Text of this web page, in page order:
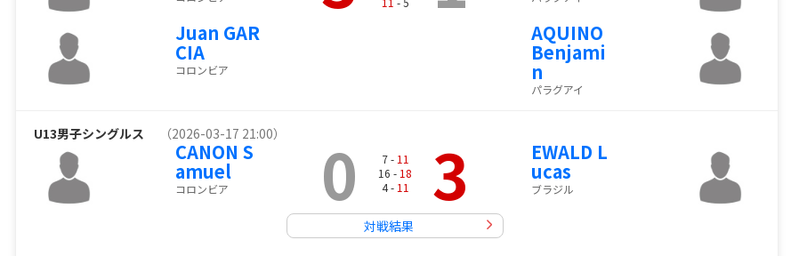
Juan GAR
CIA
コロンビア
AQUINO
Benjami
n
パラグアイ
U13男子シングルス （2026-03-17 21:00）
CANON S
amuel
コロンビア 0 7 - 11
16 - 18
4 - 11 3
対戦結果
EWALD L
ucas
ブラジル